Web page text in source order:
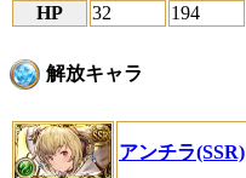
HP
32 194
解放キャラ
アンチラ(SSR)